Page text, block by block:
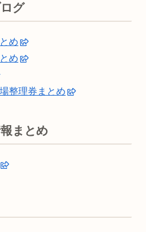
グ
め
め
整理券まとめ
まとめ